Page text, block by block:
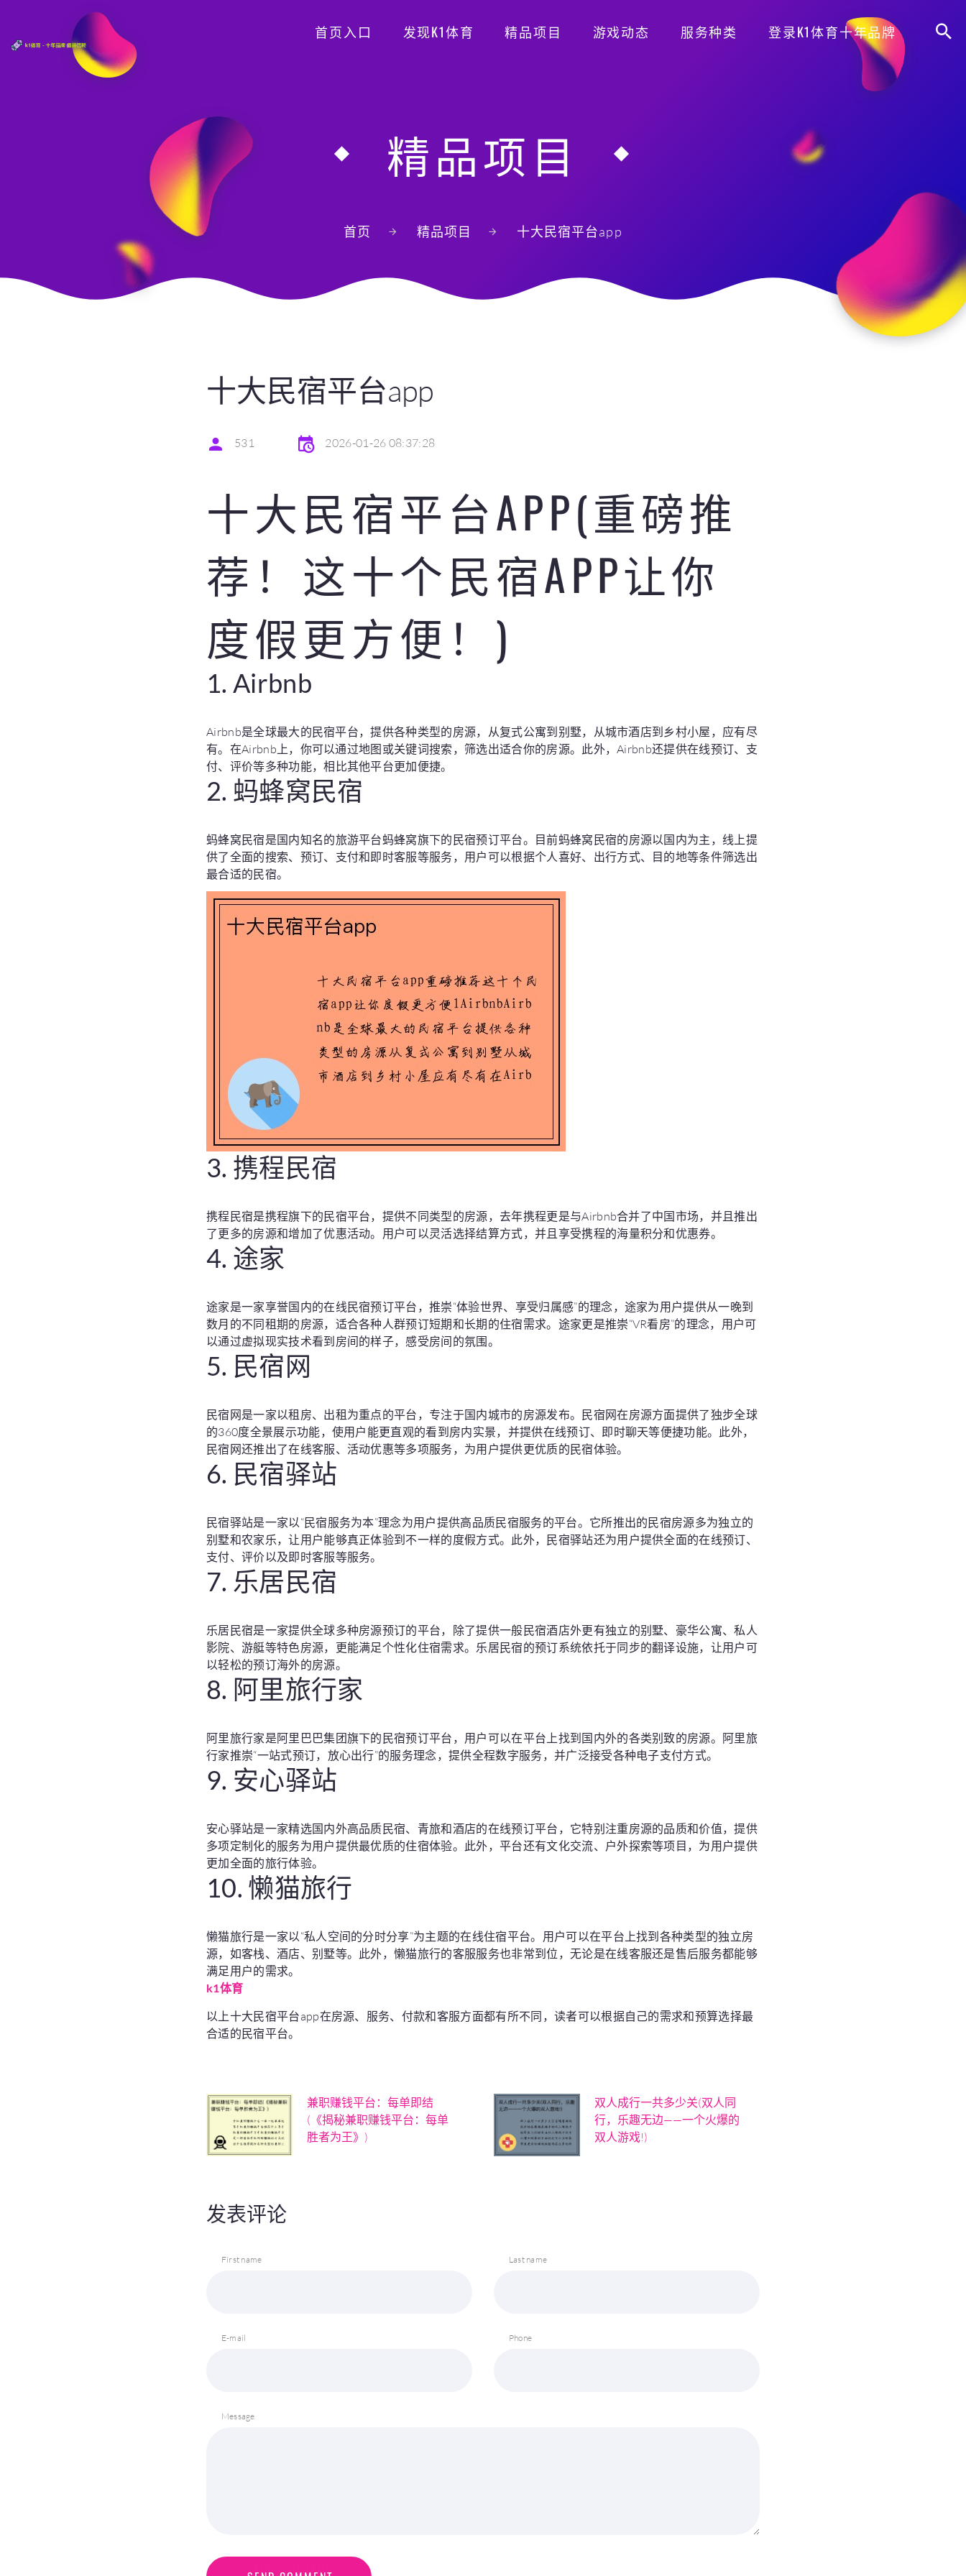
首页入口 发现K1体育 精品项目 游戏动态 服务种类 登录K1体育十年品牌
精品项目
首页 精品项目 十大民宿平台app
十大民宿平台app
531 2026-01-26 08:37:28
十大民宿平台APP(重磅推
荐！这十个民宿APP让你
度假更方便！)
1. Airbnb
Airbnb是全球最大的民宿平台，提供各种类型的房源，从复式公寓到别墅，从城市酒店到乡村小屋，应有尽
有。在Airbnb上，你可以通过地图或关键词搜索，筛选出适合你的房源。此外，Airbnb还提供在线预订、支
付、评价等多种功能，相比其他平台更加便捷。
2. 蚂蜂窝民宿
蚂蜂窝民宿是国内知名的旅游平台蚂蜂窝旗下的民宿预订平台。目前蚂蜂窝民宿的房源以国内为主，线上提
供了全面的搜索、预订、支付和即时客服等服务，用户可以根据个人喜好、出行方式、目的地等条件筛选出
最合适的民宿。
3. 携程民宿
携程民宿是携程旗下的民宿平台，提供不同类型的房源，去年携程更是与Airbnb合并了中国市场，并且推出
了更多的房源和增加了优惠活动。用户可以灵活选择结算方式，并且享受携程的海量积分和优惠券。
4. 途家
途家是一家享誉国内的在线民宿预订平台，推崇“体验世界、享受归属感”的理念，途家为用户提供从一晚到
数月的不同租期的房源，适合各种人群预订短期和长期的住宿需求。途家更是推崇“VR看房”的理念，用户可
以通过虚拟现实技术看到房间的样子，感受房间的氛围。
5. 民宿网
民宿网是一家以租房、出租为重点的平台，专注于国内城市的房源发布。民宿网在房源方面提供了独步全球
的360度全景展示功能，使用户能更直观的看到房内实景，并提供在线预订、即时聊天等便捷功能。此外，
民宿网还推出了在线客服、活动优惠等多项服务，为用户提供更优质的民宿体验。
6. 民宿驿站
民宿驿站是一家以“民宿服务为本”理念为用户提供高品质民宿服务的平台。它所推出的民宿房源多为独立的
别墅和农家乐，让用户能够真正体验到不一样的度假方式。此外，民宿驿站还为用户提供全面的在线预订、
支付、评价以及即时客服等服务。
7. 乐居民宿
乐居民宿是一家提供全球多种房源预订的平台，除了提供一般民宿酒店外更有独立的别墅、豪华公寓、私人
影院、游艇等特色房源，更能满足个性化住宿需求。乐居民宿的预订系统依托于同步的翻译设施，让用户可
以轻松的预订海外的房源。
8. 阿里旅行家
阿里旅行家是阿里巴巴集团旗下的民宿预订平台，用户可以在平台上找到国内外的各类别致的房源。阿里旅
行家推崇“一站式预订，放心出行”的服务理念，提供全程数字服务，并广泛接受各种电子支付方式。
9. 安心驿站
安心驿站是一家精选国内外高品质民宿、青旅和酒店的在线预订平台，它特别注重房源的品质和价值，提供
多项定制化的服务为用户提供最优质的住宿体验。此外，平台还有文化交流、户外探索等项目，为用户提供
更加全面的旅行体验。
10. 懒猫旅行
懒猫旅行是一家以“私人空间的分时分享”为主题的在线住宿平台。用户可以在平台上找到各种类型的独立房
源，如客栈、酒店、别墅等。此外，懒猫旅行的客服服务也非常到位，无论是在线客服还是售后服务都能够
满足用户的需求。
k1体育
以上十大民宿平台app在房源、服务、付款和客服方面都有所不同，读者可以根据自己的需求和预算选择最
合适的民宿平台。
兼职赚钱平台：每单即结
(《揭秘兼职赚钱平台：每单
胜者为王》)
双人成行一共多少关(双人同
行，乐趣无边——一个火爆的
双人游戏!)
发表评论
First name Last name
E-mail Phone
Message
SEND COMMENT